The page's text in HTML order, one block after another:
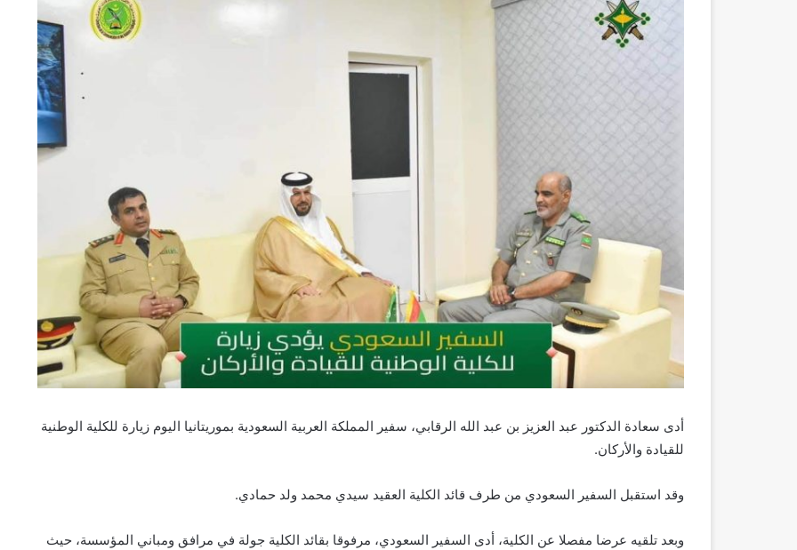
أدى سعادة الدكتور عبد العزيز بن عبد الله الرقابي، سفير المملكة العربية السعودية بموريتانيا اليوم زيارة للكلية الوطنية
للقيادة والأركان.
وقد استقبل السفير السعودي من طرف قائد الكلية العقيد سيدي محمد ولد حمادي.
وبعد تلقيه عرضا مفصلا عن الكلية، أدى السفير السعودي، مرفوقا بقائد الكلية جولة في مرافق ومباني المؤسسة، حيث